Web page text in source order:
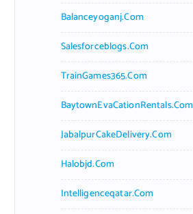
Balanceyoganj.com
Salesforceblogs.com
TrainGames365.com
BaytownEvaCationRentals.com
JabalpurCakeDelivery.com
Halobjd.com
Intelligenceqatar.com